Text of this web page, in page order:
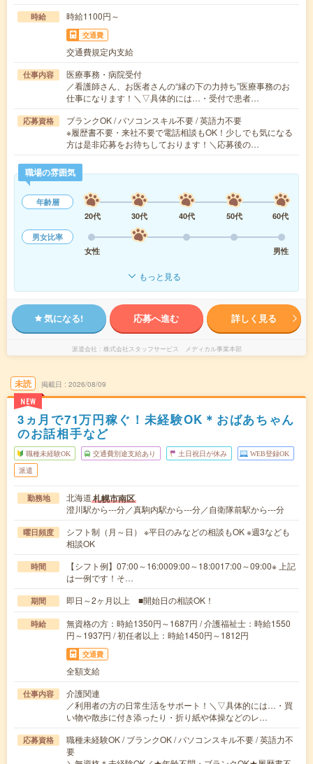
時給 時給1100円～
交通費
交通費規定内支給
仕事内容
医療事務・病院受付
／看護師さん、お医者さんの“縁の下の力持ち”医療事務のお
仕事になります！＼▽具体的には…・受付で患者…
応募資格
ブランクOK / パソコンスキル不要 / 英語力不要
※履歴書不要・来社不要で電話相談もOK！少しでも気になる
方は是非応募をお待ちしております！＼応募後の…
職場の雰囲気
年齢層
20代
30代 40代 50代
60代
男女比率
女性
男性
もっと見る
気になる! 応募へ進む 詳しく見る
派遣会社 株式会社スタッフサービス メディカル事業本部
未読
NEW
掲載日 2026/08/09
3ヵ月で71万円稼ぐ！未経験OK＊おばあちゃん
のお話相手など
職種未経験OK 交通費別途支給あり 土日祝日が休み WEB登録OK
派遣
勤務地 北海道札幌市南区
澄川駅から---分／真駒内駅から---分／自衛隊前駅から---分
曜日頻度
シフト制（月～日） ※平日のみなどの相談もOK ※週3なども
相談OK
時間
【シフト例】07:00～16:0009:00～18:0017:00～09:00※ 上記
は一例です！そ…
期間 即日～2ヶ月以上 ■開始日の相談OK！
時給
無資格の方：時給1350円～1687円 / 介護福祉士：時給1550
円～1937円 / 初任者以上：時給1450円～1812円
交通費
全額支給
仕事内容
介護関連
／利用者の方の日常生活をサポート！＼▽具体的には…・買
い物や散歩に付き添ったり・折り紙や体操などのレ…
応募資格
職種未経験OK / ブランクOK / パソコンスキル不要 / 英語力不
要